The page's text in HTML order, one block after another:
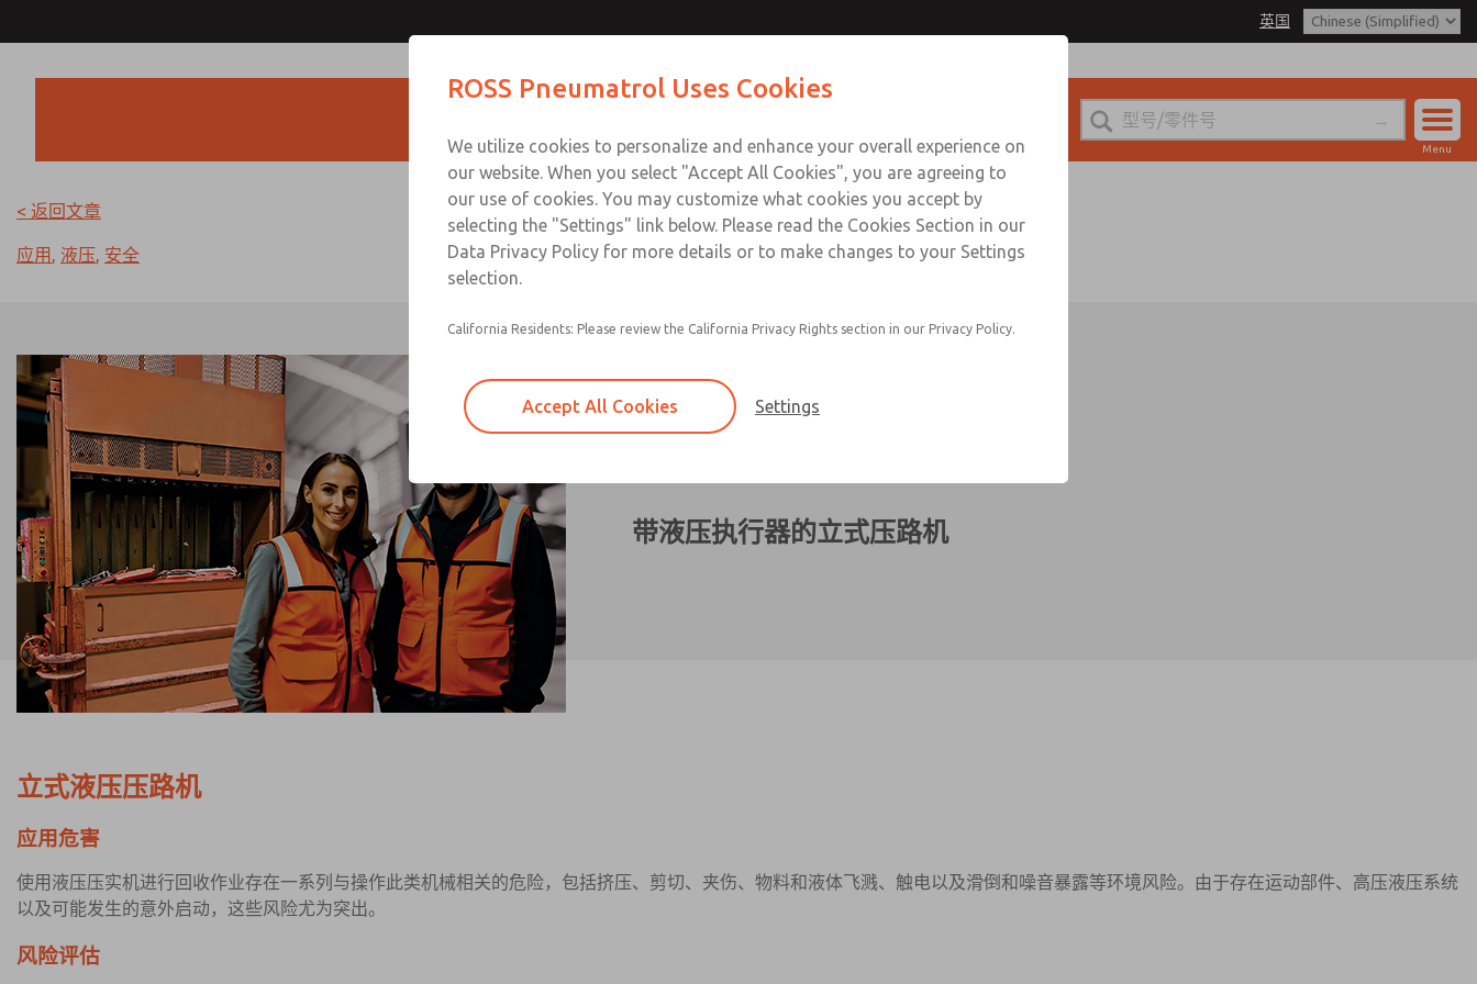
英国
登录
Menu
< 返回文章
应用 , 液压, 安全
带液压执行器的立式压路机
立式液压压路机
应用危害
使用液压压实机进行回收作业存在一系列与操作此类机械相关的危险，包括挤压、剪切、夹伤、物料和液体飞溅、触电以及滑倒和噪音暴露等环境风险。由于存在运动部件、高压液压系统
以及可能发生的意外启动，这些风险尤为突出。
风险评估
ROSS Pneumatrol Uses Cookies
We utilize cookies to personalize and enhance your overall experience on
our website. When you select "Accept All Cookies", you are agreeing to
our use of cookies. You may customize what cookies you accept by
selecting the "Settings" link below. Please read the Cookies Section in our
Data Privacy Policy for more details or to make changes to your Settings
selection.
California Residents: Please review the California Privacy Rights section in our Privacy Policy.
Accept All Cookies Settings